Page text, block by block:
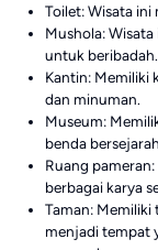
Toilet: Wisata
Mushola:
untuk beribadah.
Kantin: Memiliki
dan minuman.
Museum:
benda
Ruang
berbagai karya
Taman: Memiliki
menjadi tempat